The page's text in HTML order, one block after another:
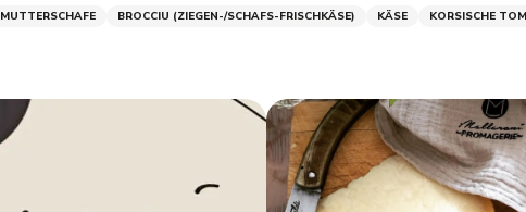
MUTTERSCHAFE BROCCIU (ZIEGEN-/SCHAFS-FRISCHKÄSE) KÄSE KORSISCHE